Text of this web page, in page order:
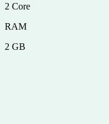
2 Core
RAM
2 GB